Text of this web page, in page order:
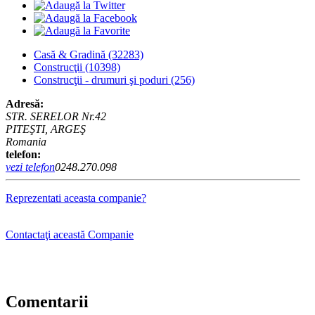
Casă & Gradină (32283)
Construcţii (10398)
Construcţii - drumuri şi poduri (256)
Adresă:
STR. SERELOR Nr.42
PITEŞTI, ARGEŞ
Romania
telefon:
vezi telefon0248.270.098
Reprezentati aceasta companie?
Contactaţi această Companie
Comentarii